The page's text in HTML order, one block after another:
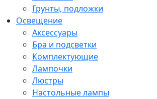
Грунты, подложки
Освещение
Аксессуары
Бра и подсветки
Комплектующие
Лампочки
Люстры
Настольные лампы